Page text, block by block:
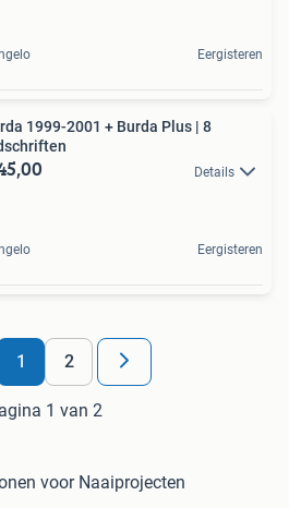
Eergisteren
1999-2001 + Burda Plus | 8
Details
Eergisteren
1 2
1 van 2
voor Naaiprojecten